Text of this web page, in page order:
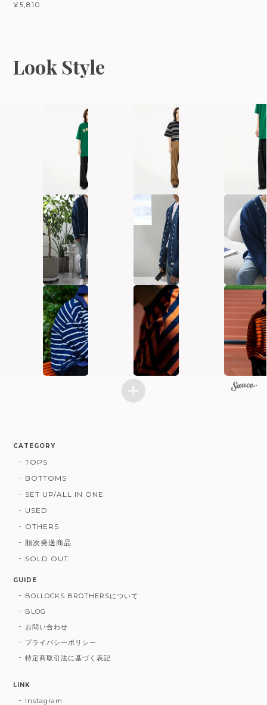
¥5,810
Look Style
CATEGORY
TOPS
BOTTOMS
SET UP/ALL IN ONE
USED
OTHERS
順次発送商品
SOLD OUT
GUIDE
BOLLOCKS BROTHERSについて
BLOG
お問い合わせ
プライバシーポリシー
特定商取引法に基づく表記
LINK
Instagram